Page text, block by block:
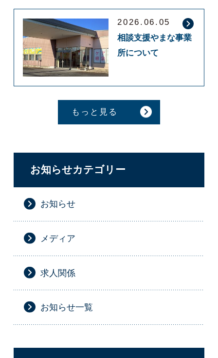
2026.06.05
相談支援やまな事業
所について
もっと見る
お知らせカテゴリー
お知らせ
メディア
求人関係
お知らせ一覧